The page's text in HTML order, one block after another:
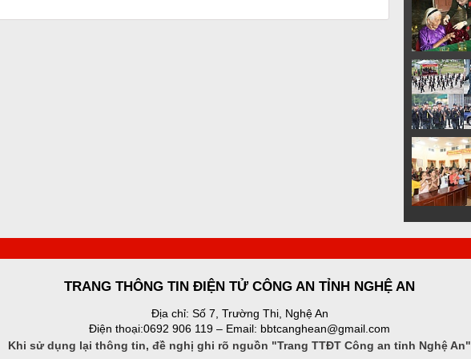
TRANG THÔNG TIN ĐIỆN TỬ CÔNG AN TỈNH NGHỆ AN
Địa chỉ: Số 7, Trường Thi, Nghệ An
Điện thoại:0692 906 119 – Email: bbtcanghean@gmail.com
Khi sử dụng lại thông tin, đề nghị ghi rõ nguồn "Trang TTĐT Công an tỉnh Nghệ An"